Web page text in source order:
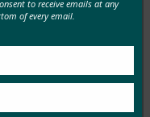
이용하세요
는 FIDO
에서 빠르게 구현하
to receive emails at any
of every email.